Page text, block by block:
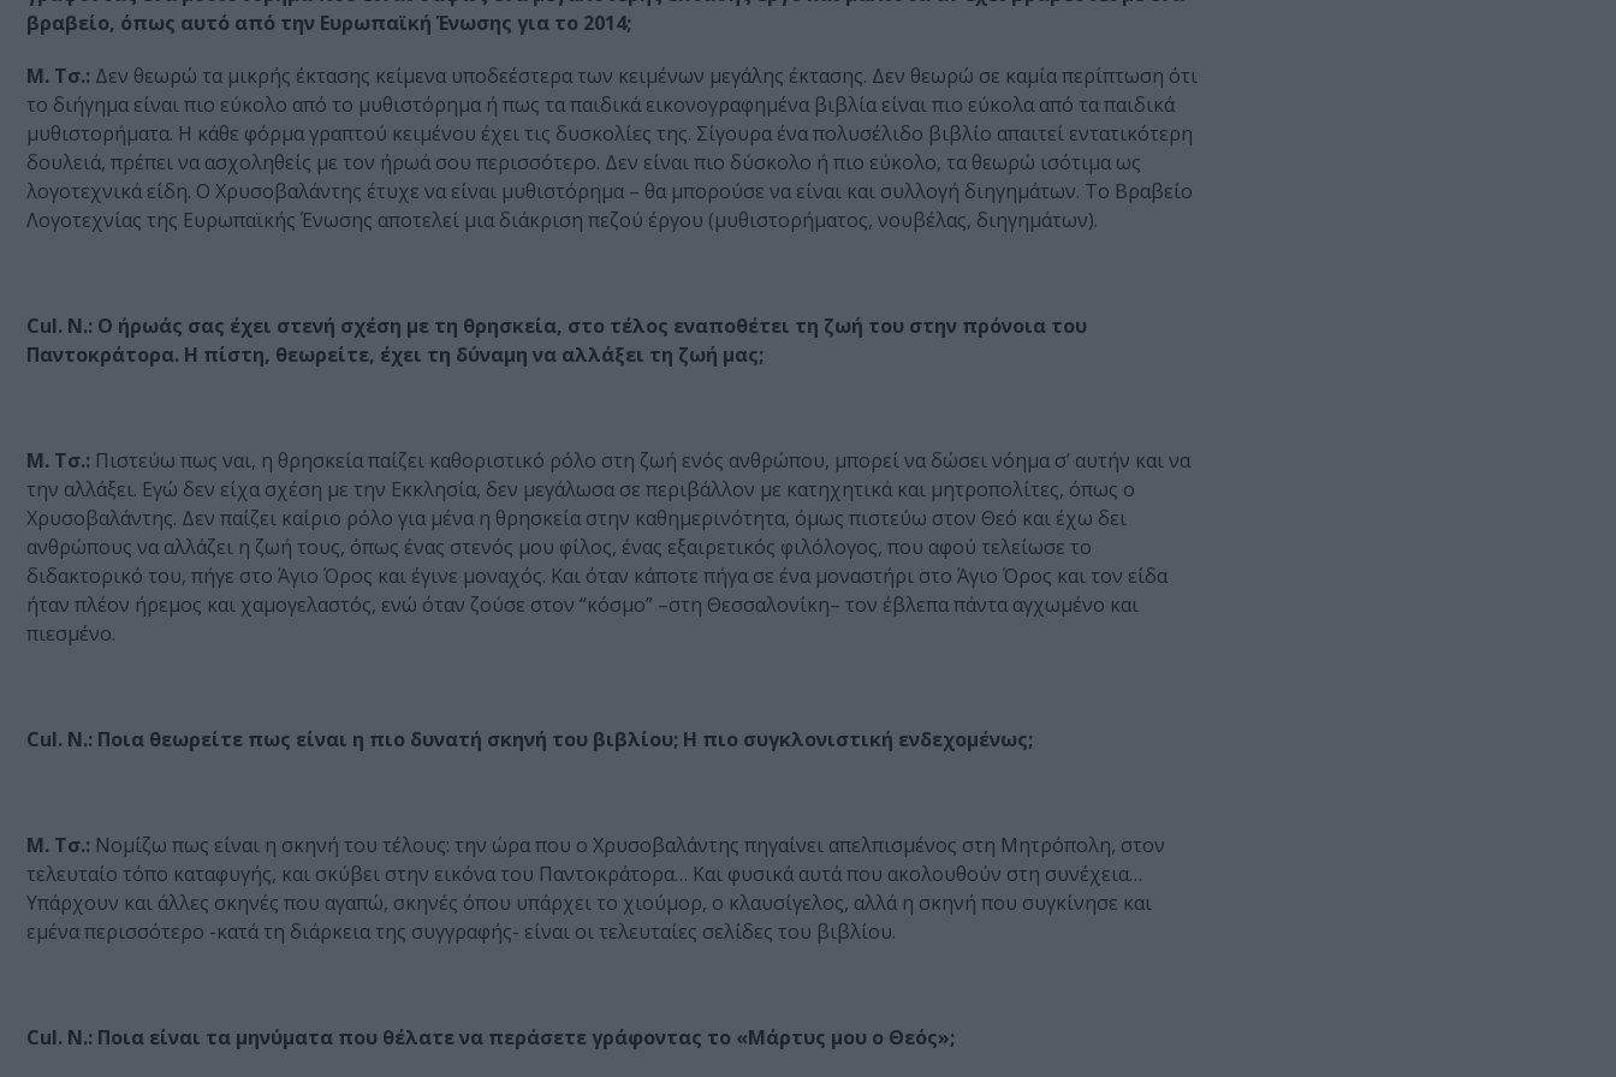
βραβείο, όπως αυτό από την Ευρωπαϊκή Ένωσης για το 2014;
Μ. Τσ.: Δεν θεωρώ τα μικρής έκτασης κείμενα υποδεέστερα των κειμένων μεγάλης έκτασης. Δεν θεωρώ σε καμία περίπτωση ότι
το διήγημα είναι πιο εύκολο από το μυθιστόρημα ή πως τα παιδικά εικονογραφημένα βιβλία είναι πιο εύκολα από τα παιδικά
μυθιστορήματα. Η κάθε φόρμα γραπτού κειμένου έχει τις δυσκολίες της. Σίγουρα ένα πολυσέλιδο βιβλίο απαιτεί εντατικότερη
δουλειά, πρέπει να ασχοληθείς με τον ήρωά σου περισσότερο. Δεν είναι πιο δύσκολο ή πιο εύκολο, τα θεωρώ ισότιμα ως
λογοτεχνικά είδη. Ο Χρυσοβαλάντης έτυχε να είναι μυθιστόρημα – θα μπορούσε να είναι και συλλογή διηγημάτων. Το Βραβείο
Λογοτεχνίας της Ευρωπαϊκής Ένωσης αποτελεί μια διάκριση πεζού έργου (μυθιστορήματος, νουβέλας, διηγημάτων).
Cul. N.: Ο ήρωάς σας έχει στενή σχέση με τη θρησκεία, στο τέλος εναποθέτει τη ζωή του στην πρόνοια του
Παντοκράτορα. Η πίστη, θεωρείτε, έχει τη δύναμη να αλλάξει τη ζωή μας;
Μ. Τσ.: Πιστεύω πως ναι, η θρησκεία παίζει καθοριστικό ρόλο στη ζωή ενός ανθρώπου, μπορεί να δώσει νόημα σ’ αυτήν και να
την αλλάξει. Εγώ δεν είχα σχέση με την Εκκλησία, δεν μεγάλωσα σε περιβάλλον με κατηχητικά και μητροπολίτες, όπως ο
Χρυσοβαλάντης. Δεν παίζει καίριο ρόλο για μένα η θρησκεία στην καθημερινότητα, όμως πιστεύω στον Θεό και έχω δει
ανθρώπους να αλλάζει η ζωή τους, όπως ένας στενός μου φίλος, ένας εξαιρετικός φιλόλογος, που αφού τελείωσε το
διδακτορικό του, πήγε στο Άγιο Όρος και έγινε μοναχός. Και όταν κάποτε πήγα σε ένα μοναστήρι στο Άγιο Όρος και τον είδα
ήταν πλέον ήρεμος και χαμογελαστός, ενώ όταν ζούσε στον “κόσμο” –στη Θεσσαλονίκη– τον έβλεπα πάντα αγχωμένο και
πιεσμένο.
Cul. N.: Ποια θεωρείτε πως είναι η πιο δυνατή σκηνή του βιβλίου; Η πιο συγκλονιστική ενδεχομένως;
Μ. Τσ.: Νομίζω πως είναι η σκηνή του τέλους: την ώρα που ο Χρυσοβαλάντης πηγαίνει απελπισμένος στη Μητρόπολη, στον
τελευταίο τόπο καταφυγής, και σκύβει στην εικόνα του Παντοκράτορα… Και φυσικά αυτά που ακολουθούν στη συνέχεια…
Υπάρχουν και άλλες σκηνές που αγαπώ, σκηνές όπου υπάρχει το χιούμορ, ο κλαυσίγελος, αλλά η σκηνή που συγκίνησε και
εμένα περισσότερο -κατά τη διάρκεια της συγγραφής- είναι οι τελευταίες σελίδες του βιβλίου.
Cul. N.: Ποια είναι τα μηνύματα που θέλατε να περάσετε γράφοντας το «Μάρτυς μου ο Θεός»;